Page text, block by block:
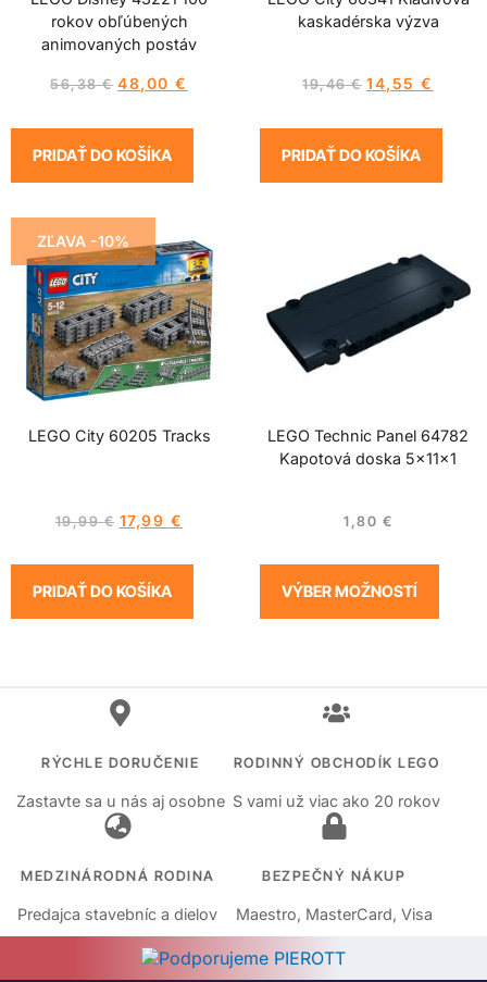
rokov obľúbených
animovaných postáv
56,38€ 48,00€
PRIDAŤ DO KOŠÍKA
kaskadérska výzva
19,46€ 14,55€
PRIDAŤ DO KOŠÍKA
ZĽAVA -10%
LEGO City 60205 Tracks
19,99€ 17,99 €
PRIDAŤ DO KOŠÍKA
LEGO Technic Panel 64782
Kapotová doska 5x11x1
1,80 €
VÝBER MOŽNOSTÍ
RÝCHLE DORUČENIE
Zastavte sa u nás aj osobne
RODINNÝ OBCHODÍK LEGO
S vami už viac ako 20 rokov
MEDZINÁRODNÁ RODINA
Predajca stavebníc a dielov
BEZPEČNÝ NÁKUP
Maestro, MasterCard, Visa